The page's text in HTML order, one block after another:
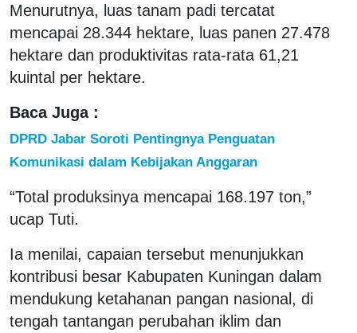
Menurutnya, luas tanam padi tercatat
mencapai 28.344 hektare, luas panen 27.478
hektare dan produktivitas rata-rata 61,21
kuintal per hektare.
Baca Juga :
DPRD Jabar Soroti Pentingnya Penguatan
Komunikasi dalam Kebijakan Anggaran
“Total produksinya mencapai 168.197 ton,”
ucap Tuti.
Ia menilai, capaian tersebut menunjukkan
kontribusi besar Kabupaten Kuningan dalam
mendukung ketahanan pangan nasional, di
tengah tantangan perubahan iklim dan